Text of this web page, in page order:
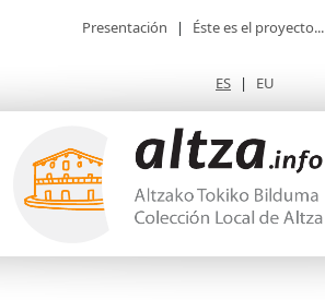
Presentación | Éste es el proyecto...
ES | EU